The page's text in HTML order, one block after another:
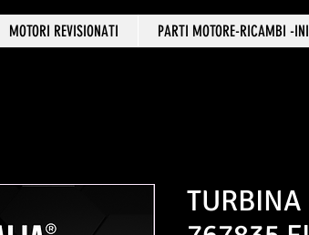
MOTORI REVISIONATI PARTI MOTORE-RICAMBI -
TURBINA